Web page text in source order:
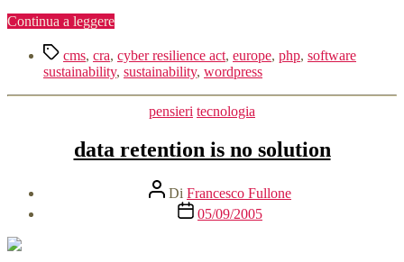
Continua a leggere“Cyber
Act
e
Sociale
Tag cms, cra, cyber resilience act, europe, php, software
sustainability, sustainability, wordpress
Categorie
pensieri tecnologia
data retention is no solution
Autore
articolo
Di Francesco Fullone
Data
dell'articolo
05/09/2005